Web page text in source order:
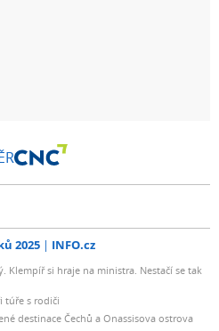
2025 INFO.cz
Klempíř si hraje na ministra. Nestačí se tak
túře s rodiči
destinace Čechů a Onassisova ostrova